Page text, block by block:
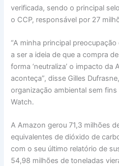
verificada, sendo o principal
o CCP, responsável por 27
“A minha principal
a ser a ideia de que a compra
forma ‘neutraliza’ o impacto da
aconteça”, disse Gilles
organização ambiental sem
Watch.
A Amazon gerou 71,3 milhões
equivalentes de dióxido de
com o seu último relatório de
54,98 milhões de toneladas